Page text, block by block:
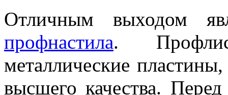
Отличным выходом
профнастила.
металлические
высшего качества.